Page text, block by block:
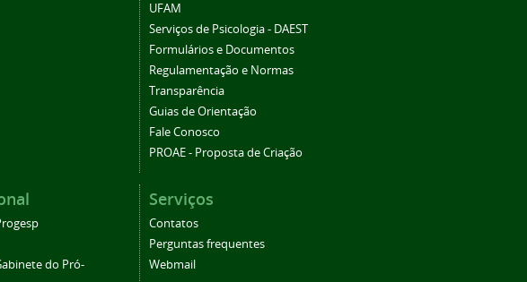
UFAM
Serviços de Psicologia - DAEST
Formulários e Documentos
Regulamentação e Normas
Transparência
Guias de Orientação
Fale Conosco
PROAE - Proposta de Criação
do Pró-
Serviços
Contatos
Perguntas frequentes
Webmail